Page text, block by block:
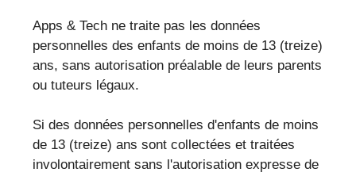
Apps & Tech ne traite pas les données
personnelles des enfants de moins de 13 (treize)
ans, sans autorisation préalable de leurs parents
ou tuteurs légaux.
Si des données personnelles d'enfants de moins
de 13 (treize) ans sont collectées et traitées
involontairement sans l'autorisation expresse de